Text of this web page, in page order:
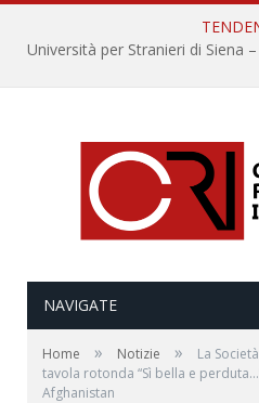
NAVIGATE
Home » Notizie »
La
tavola rotonda “Sì bella e
Afghanistan